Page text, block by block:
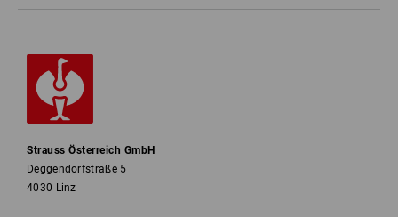
Strauss Österreich GmbH
Deggendorfstraße 5
4030 Linz